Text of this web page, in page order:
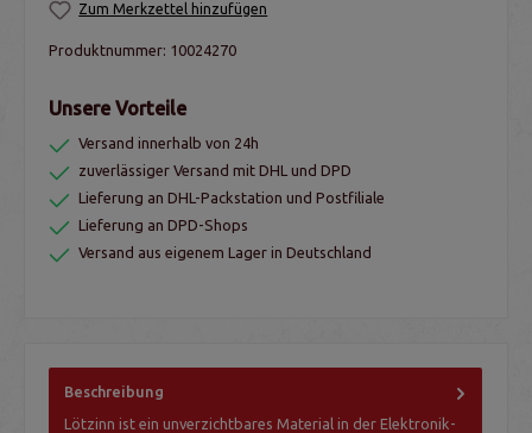
Zum Merkzettel hinzufügen
Produktnummer: 10024270
Unsere Vorteile
Versand innerhalb von 24h
zuverlässiger Versand mit DHL und DPD
Lieferung an DHL-Packstation und Postfiliale
Lieferung an DPD-Shops
Versand aus eigenem Lager in Deutschland
Beschreibung
Lötzinn ist ein unverzichtbares Material in der Elektronik-